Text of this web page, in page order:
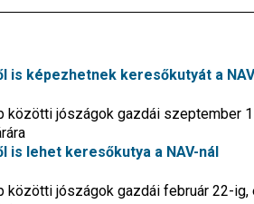
is képezhetnek keresőkutyát a
közötti jószágok gazdái szeptember
is lehet keresőkutya a NAV-nál
közötti jószágok gazdái február 22-